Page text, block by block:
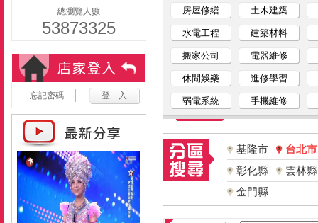
總瀏覽人數
53873325
忘記密碼
房屋修繕 土木建築
水電工程 建築材料
搬家公司 電器維修
休閒娛樂 進修學習
弱電系統 手機維修
基隆市
台北市
彰化縣
雲林縣
金門縣